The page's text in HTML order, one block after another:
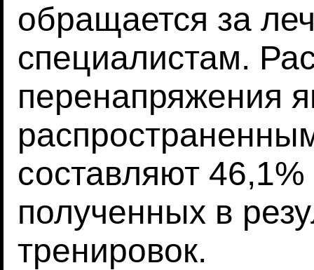
обращается за
специалистам.
перенапряжения
составляют
полученных в
тренировок.